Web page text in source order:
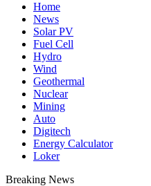
Home
News
Solar PV
Fuel Cell
Hydro
Wind
Geothermal
Nuclear
Mining
Auto
Digitech
Energy Calculator
Loker
Breaking News